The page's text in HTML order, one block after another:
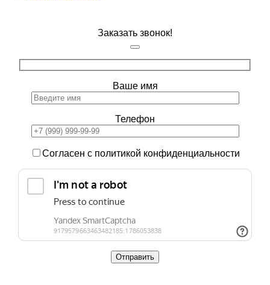
Заказать звонок!
Ваше имя
Телефон
Согласен с политикой конфиденциальности